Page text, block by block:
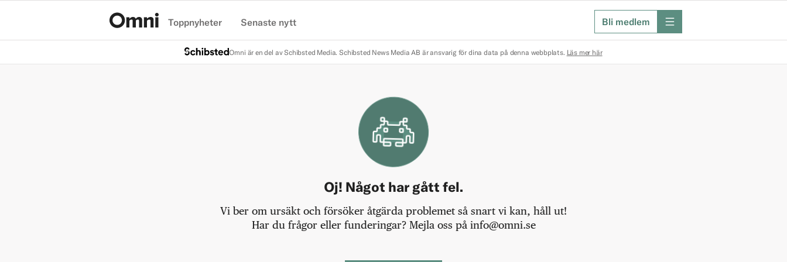
Toppnyheter Senaste nytt Bli medlem meny
Omni är en del av Schibsted Media. Schibsted News Media AB är ansvarig för dina data på denna webbplats. Läs mer här
Oj! Något har gått fel.
Vi ber om ursäkt och försöker åtgärda problemet så snart vi kan, håll ut!
Har du frågor eller funderingar? Mejla oss på info@omni.se